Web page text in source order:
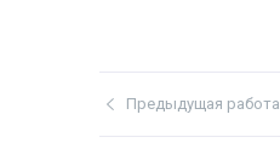
Предыдущая работа